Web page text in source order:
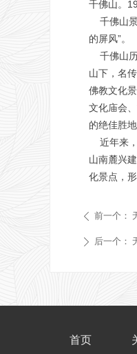
千佛山。
千佛山景
的屏风”。
千佛山历
山下，名
佛教文化
文化庙会
的绝佳胜
近年来，
山南麓兴
化景点，
ꄴ 前一个：
ꄲ 后一个：
首页